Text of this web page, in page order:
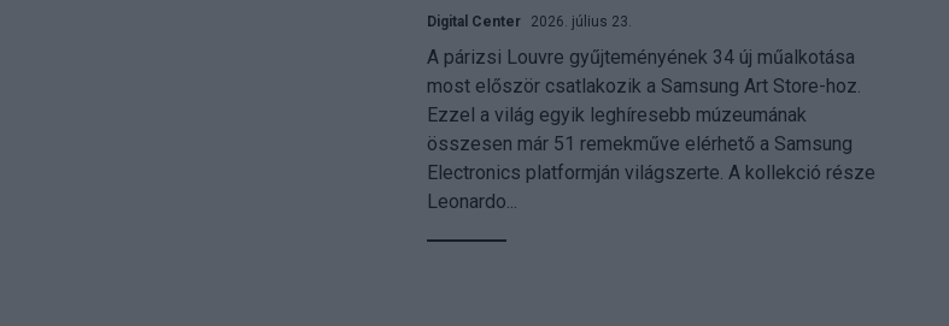
Digital Center 2026. július 23.
A párizsi Louvre gyűjteményének 34 új műalkotása
most először csatlakozik a Samsung Art Store-hoz.
Ezzel a világ egyik leghíresebb múzeumának
összesen már 51 remekműve elérhető a Samsung
Electronics platformján világszerte. A kollekció része
Leonardo...